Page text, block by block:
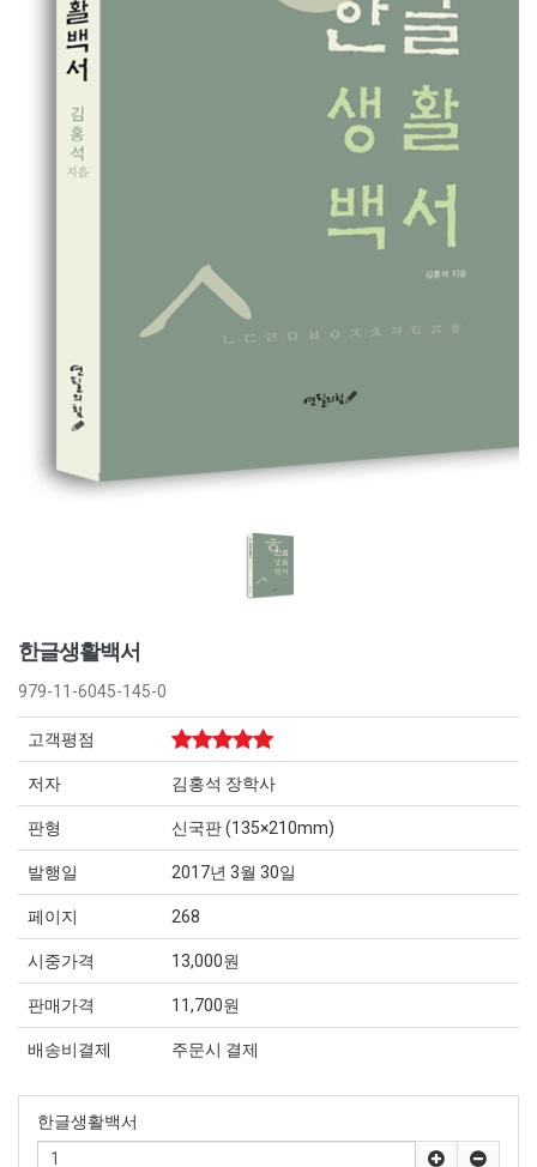
한글생활백서
979-11-6045-145-0
고객평점
저자 김홍석 장학사
판형 신국판 (135×210mm)
발행일 2017년 3월 30일
페이지 268
시중가격 13,000원
판매가격 11,700원
배송비결제 주문시 결제
한글생활백서